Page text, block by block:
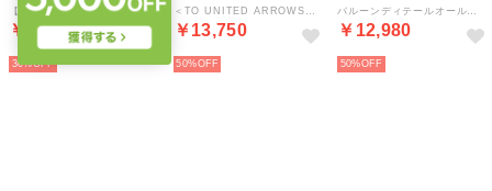
【サステナブル】Wフェイスジャージーセットロンパース （ブラック（01））
￥13,860
30%
￥13,750
50%
￥12,980
50%